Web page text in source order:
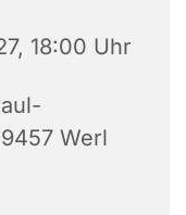
18:00 Uhr
Werl